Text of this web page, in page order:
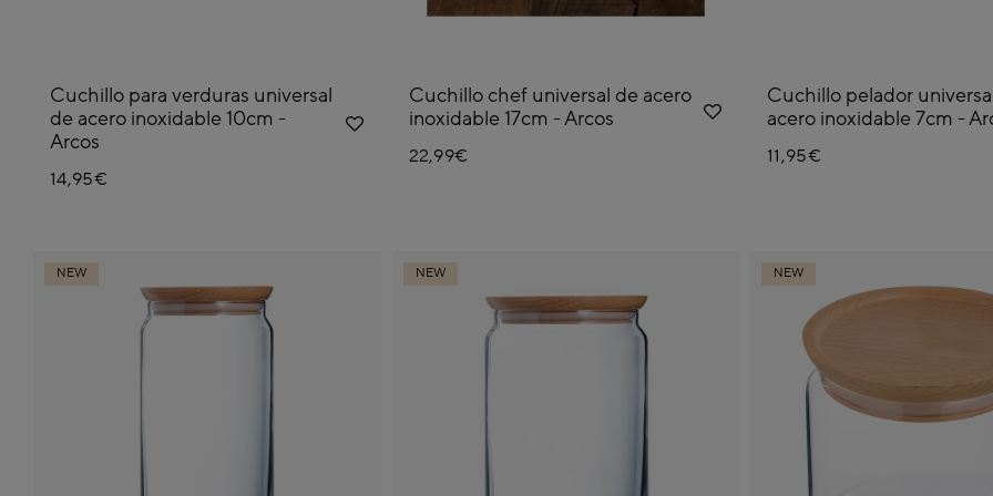
Cuchillo para verduras universal
de acero inoxidable 10cm -
Arcos
14,95€
Cuchillo chef universal de acero
inoxidable 17cm - Arcos
22,99€
Cuchillo pelador
acero inoxidable 7cm -
11,95€
NEW NEW NEW